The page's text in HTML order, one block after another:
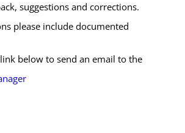
suggestions and corrections.
please include documented
below to send an email to the